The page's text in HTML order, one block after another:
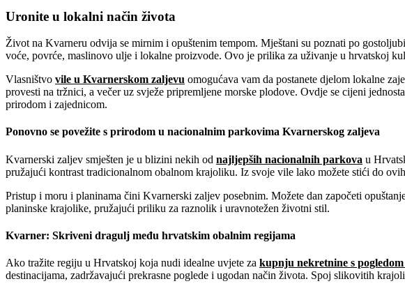
Uronite u lokalni način života
Život na Kvarneru odvija se mirnim i opuštenim tempom. Mještani su poznati po
voće, povrće, maslinovo ulje i lokalne proizvode. Ovo je prilika za uživanje u hrvatskoj
Vlasništvo vile u Kvarnerskom zaljevu omogućava vam da postanete djelom lokalne
provesti na tržnici, a večer uz svježe pripremljene morske plodove. Ovdje se cijeni
prirodom i zajednicom.
Ponovno se povežite s prirodom u nacionalnim parkovima Kvarnerskog zaljeva
Kvarnerski zaljev smješten je u blizini nekih od najljepših nacionalnih parkova u
pružajući kontrast tradicionalnom obalnom krajoliku. Iz svoje vile lako možete stići do
Pristup i moru i planinama čini Kvarnerski zaljev posebnim. Možete dan započeti
planinske krajolike, pružajući priliku za raznolik i uravnotežen životni stil.
Kvarner: Skriveni dragulj među hrvatskim obalnim regijama
Ako tražite regiju u Hrvatskoj koja nudi idealne uvjete za kupnju nekretnine s
destinacijama, zadržavajući prekrasne poglede i ugodan način života. Spoj slikovitih